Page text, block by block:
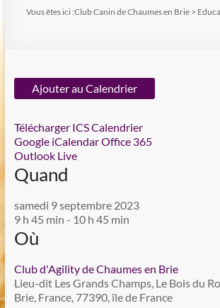
Vous êtes ici :Club Canin de Chaumes en Brie >
Ajouter au Calendrier
Télécharger ICSCalendrier
Google iCalendarOffice 365
Outlook Live
Quand
samedi 9 septembre 2023
9 h 45 min - 10 h 45 min
Où
Club d'Agility de Chaumes en Brie
Lieu-dit Les Grands Champs, Le Bois du
Brie, France, 77390, île de France